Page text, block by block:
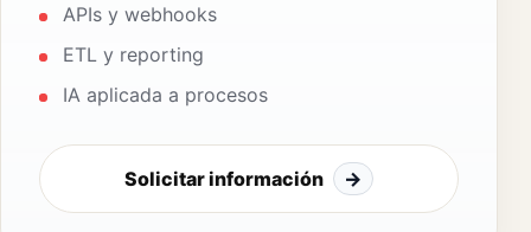
APIs y webhooks
ETL y reporting
IA aplicada a procesos
Solicitar información →